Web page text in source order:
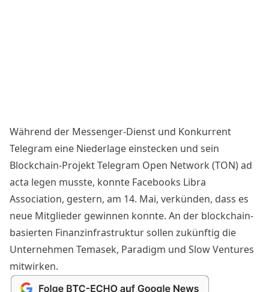
Während der Messenger-Dienst und Konkurrent
Telegram eine Niederlage einstecken und sein
Blockchain-Projekt Telegram Open Network (TON) ad
acta legen musste, konnte Facebooks Libra
Association, gestern, am 14. Mai, verkünden, dass es
neue Mitglieder gewinnen konnte. An der blockchain-
basierten Finanzinfrastruktur sollen zukünftig die
Unternehmen Temasek, Paradigm und Slow Ventures
mitwirken.